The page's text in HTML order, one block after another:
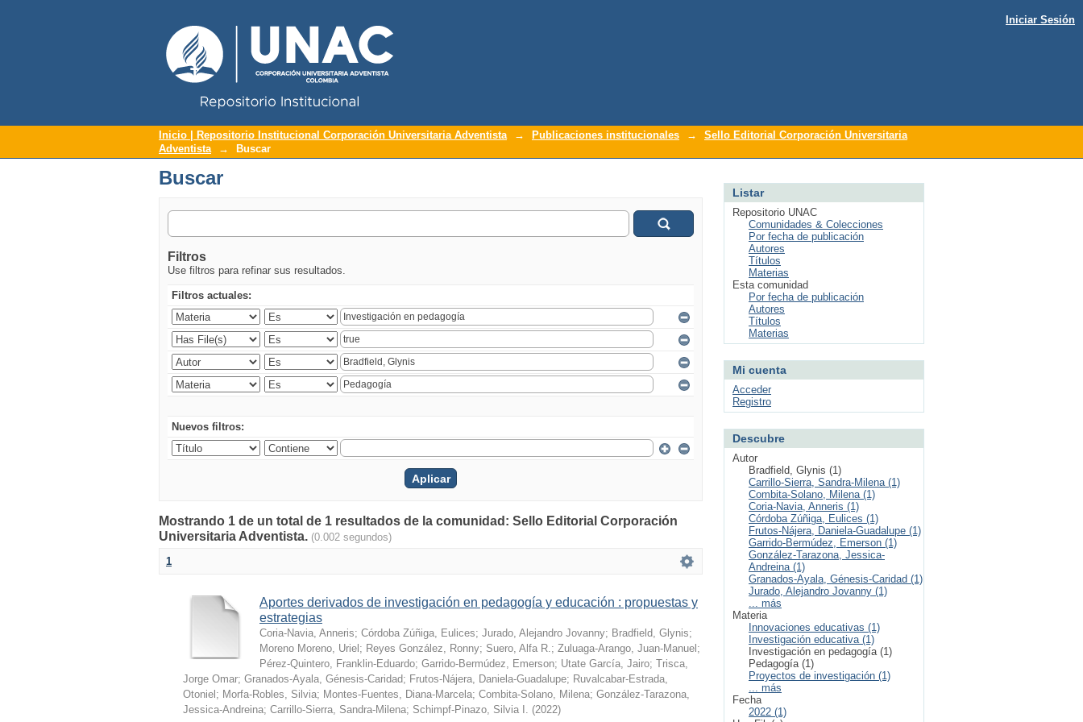
Buscar
Iniciar Sesión
Inicio | Repositorio Institucional Corporación Universitaria Adventista → Publicaciones institucionales →
Sello Editorial Corporación Universitaria
Adventista
→ Buscar
Buscar
Filtros
Use filtros para refinar sus resultados.
Filtros actuales:
Nuevos filtros:
Mostrando 1 de un total de 1 resultados de la comunidad: Sello Editorial Corporación
Universitaria Adventista. (0.002 segundos)
1
Aportes derivados de investigación en pedagogía y educación : propuestas y
estrategias
Coria-Navia, Anneris; Córdoba Zúñiga, Eulices; Jurado, Alejandro Jovanny; Bradfield, Glynis;
Moreno Moreno, Uriel ; Reyes González, Ronny; Suero, Alfa R.; Zuluaga-Arango, Juan-Manuel ;
Pérez-Quintero, Franklin-Eduardo; Garrido-Bermúdez, Emerson; Utate García, Jairo; Trisca,
Jorge Omar; Granados-Ayala, Génesis-Caridad; Frutos-Nájera, Daniela-Guadalupe; Ruvalcabar-Estrada,
Otoniel ; Morfa-Robles, Silvia; Montes-Fuentes, Diana-Marcela; Combita-Solano, Milena; González-Tarazona,
Jessica-Andreina; Carrillo-Sierra, Sandra-Milena; Schimpf-Pinazo, Silvia I. (2022)
Listar
Repositorio UNAC
Comunidades & Colecciones
Por fecha de publicación
Autores
Títulos
Materias
Esta comunidad
Por fecha de publicación
Autores
Títulos
Materias
Mi cuenta
Acceder
Registro
Descubre
Autor
Bradfield, Glynis (1)
Carrillo-Sierra, Sandra-Milena (1)
Combita-Solano, Milena (1)
Coria-Navia, Anneris (1)
Córdoba Zúñiga, Eulices (1)
Frutos-Nájera, Daniela-Guadalupe (1)
Garrido-Bermúdez, Emerson (1)
González-Tarazona, Jessica-
Andreina (1)
Granados-Ayala, Génesis-Caridad (1)
Jurado, Alejandro Jovanny (1)
... más
Materia
Innovaciones educativas (1)
Investigación educativa (1)
Investigación en pedagogía (1)
Pedagogía (1)
Proyectos de investigación (1)
... más
Fecha
2022 (1)